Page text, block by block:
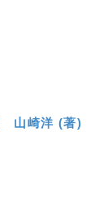
山崎洋 (著)